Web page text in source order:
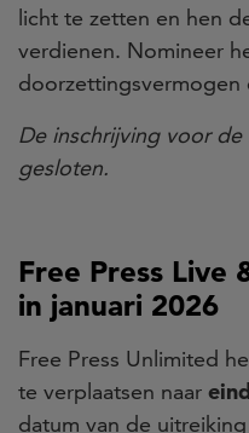
licht te zetten en hen
verdienen. Nomineer
doorzettingsvermogen
De inschrijving voor de
gesloten.
Free Press Live
in januari 2026
Free Press Unlimited
te verplaatsen naar
datum van de